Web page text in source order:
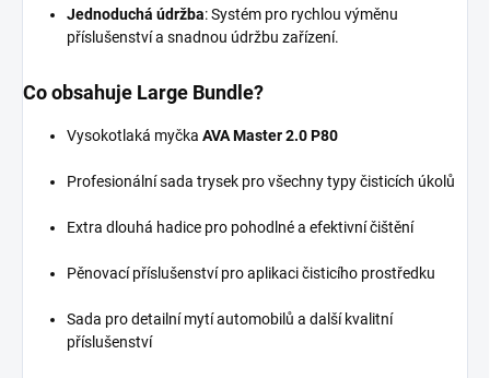
Jednoduchá údržba: Systém pro rychlou výměnu
příslušenství a snadnou údržbu zařízení.
Co obsahuje Large Bundle?
Vysokotlaká myčka AVA Master 2.0 P80
Profesionální sada trysek pro všechny typy čisticích úkolů
Extra dlouhá hadice pro pohodlné a efektivní čištění
Pěnovací příslušenství pro aplikaci čisticího prostředku
Sada pro detailní mytí automobilů a další kvalitní
příslušenství